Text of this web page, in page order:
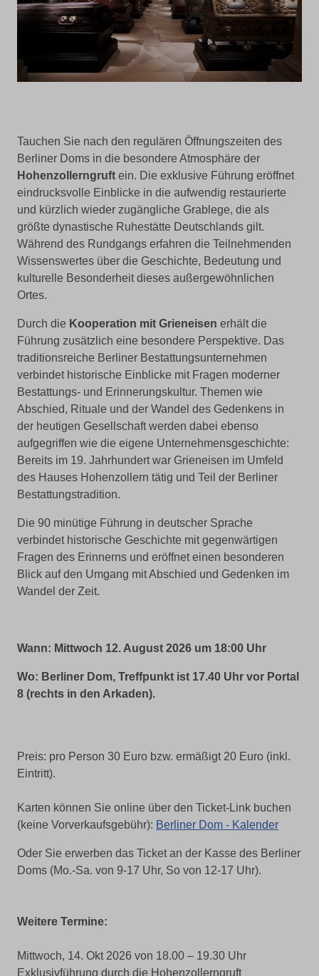
Tauchen Sie nach den regulären Öffnungszeiten des
Berliner Doms in die besondere Atmosphäre der
Hohenzollerngruft ein. Die exklusive Führung eröffnet
eindrucksvolle Einblicke in die aufwendig restaurierte
und kürzlich wieder zugängliche Grablege, die als
größte dynastische Ruhestätte Deutschlands gilt.
Während des Rundgangs erfahren die Teilnehmenden
Wissenswertes über die Geschichte, Bedeutung und
kulturelle Besonderheit dieses außergewöhnlichen
Ortes.
Durch die Kooperation mit Grieneisen erhält die
Führung zusätzlich eine besondere Perspektive. Das
traditionsreiche Berliner Bestattungsunternehmen
verbindet historische Einblicke mit Fragen moderner
Bestattungs- und Erinnerungskultur. Themen wie
Abschied, Rituale und der Wandel des Gedenkens in
der heutigen Gesellschaft werden dabei ebenso
aufgegriffen wie die eigene Unternehmensgeschichte:
Bereits im 19. Jahrhundert war Grieneisen im Umfeld
des Hauses Hohenzollern tätig und Teil der Berliner
Bestattungstradition.
Die 90 minütige Führung in deutscher Sprache
verbindet historische Geschichte mit gegenwärtigen
Fragen des Erinnerns und eröffnet einen besonderen
Blick auf den Umgang mit Abschied und Gedenken im
Wandel der Zeit.
Wann: Mittwoch 12. August 2026 um 18:00 Uhr
Wo: Berliner Dom, Treffpunkt ist 17.40 Uhr vor Portal
8 (rechts in den Arkaden).
Preis: pro Person 30 Euro bzw. ermäßigt 20 Euro (inkl.
Eintritt).
Karten können Sie online über den Ticket-Link buchen
(keine Vorverkaufsgebühr): Berliner Dom - Kalender
Oder Sie erwerben das Ticket an der Kasse des Berliner
Doms (Mo.-Sa. von 9-17 Uhr, So von 12-17 Uhr).
Weitere Termine:
Mittwoch, 14. Okt 2026 von 18.00 – 19.30 Uhr
Exklusivführung durch die Hohenzollerngruft